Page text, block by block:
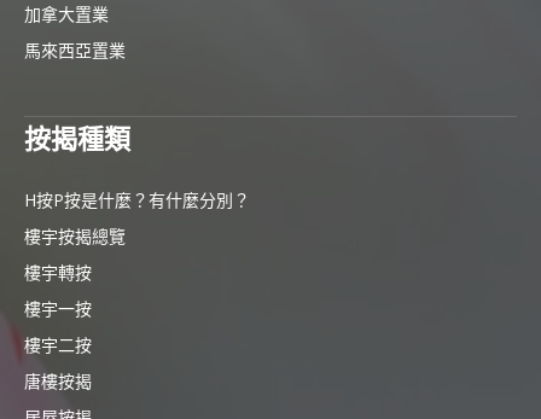
加拿大置業
馬來西亞置業
按揭種類
H按P按是什麼？有什麼分別？
樓宇按揭總覽
樓宇轉按
樓宇一按
樓宇二按
唐樓按揭